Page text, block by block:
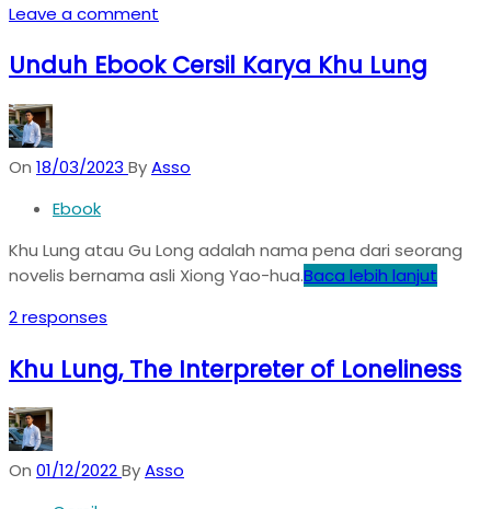
Leave a comment
Unduh Ebook Cersil Karya Khu Lung
On 18/03/2023 ByAsso
Ebook
Khu Lung atau Gu Long adalah nama pena dari seorang
novelis bernama asli Xiong Yao-hua.Baca lebih lanjut
2 responses
Khu Lung, The Interpreter of Loneliness
On 01/12/2022ByAsso